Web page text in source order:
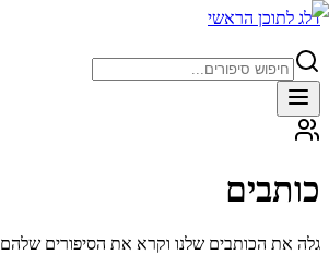
דלג לתוכן הראשי
כותבים
גלה את הכותבים שלנו וקרא את הסיפורים שלהם